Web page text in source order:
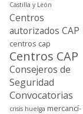
Castilla y León
Centros
autorizados CAP
centros cap
Centros CAP
Consejeros de
Seguridad
Convocatorias
crisis huelga mercancí­